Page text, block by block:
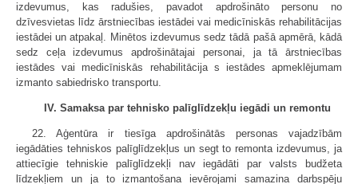
izdevumus, kas radušies, pavadot apdrošināto personu no
dzīvesvietas līdz ārstniecības iestādei vai medicīniskās rehabilitācijas
iestādei un atpakaļ. Minētos izdevumus sedz tādā pašā apmērā, kādā
sedz ceļa izdevumus apdrošinātajai personai, ja tā ārstniecības
iestādes vai medicīniskās rehabilitācija s iestādes apmeklējumam
izmanto sabiedrisko transportu.
IV. Samaksa par tehnisko palīglīdzekļu iegādi un remontu
22. Aģentūra ir tiesīga apdrošinātās personas vajadzībām
iegādāties tehniskos palīglīdzekļus un segt to remonta izdevumus, ja
attiecīgie tehniskie palīglīdzekļi nav iegādāti par valsts budžeta
līdzekļiem un ja to izmantošana ievērojami samazina darbspēju